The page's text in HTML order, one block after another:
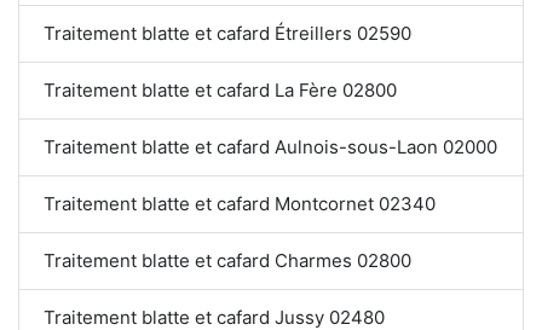
Traitement blatte et cafard Étreillers 02590
Traitement blatte et cafard La Fère 02800
Traitement blatte et cafard Aulnois-sous-Laon 02000
Traitement blatte et cafard Montcornet 02340
Traitement blatte et cafard Charmes 02800
Traitement blatte et cafard Jussy 02480